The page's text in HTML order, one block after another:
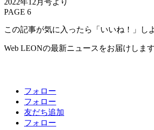
PAGE 6
この記事が気に入ったら「いいね！」し
Web LEONの最新ニュースをお届けします
フォロー
フォロー
友だち追加
フォロー